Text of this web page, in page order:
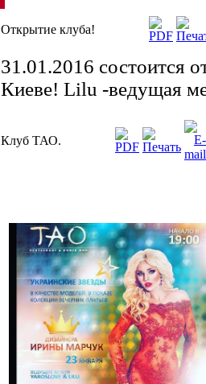
Открытие клуба!
31.01.2016 состоится
Киеве! Lilu -ведущая
Клуб ТАО.